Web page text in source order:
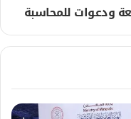
ودعوات للمحاسبة